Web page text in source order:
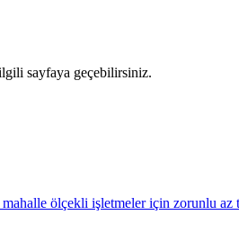
sayfaya geçebilirsiniz.
ölçekli işletmeler için zorunlu az